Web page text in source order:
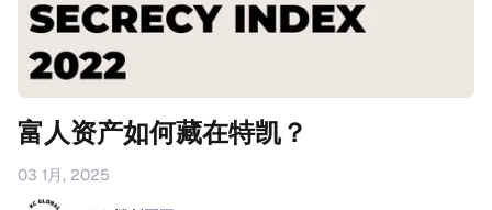
富人资产如何藏在特凯？
03 1月, 2025